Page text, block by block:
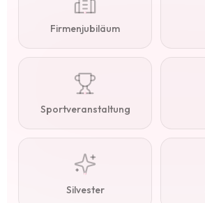
Firmenjubiläum
Sportveranstaltung
Silvester